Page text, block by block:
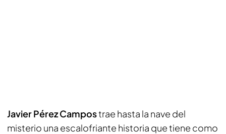
Javier Pérez Campostrae hasta la nave del
misterio una escalofriante historia que tiene como